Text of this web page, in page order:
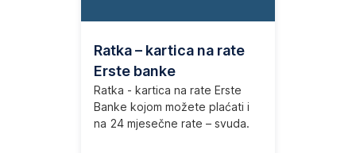
Ratka – kartica na rate
Erste banke
Ratka - kartica na rate Erste
Banke kojom možete plaćati i
na 24 mjesečne rate – svuda.